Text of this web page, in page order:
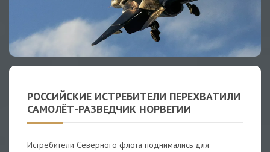
РОССИЙСКИЕ ИСТРЕБИТЕЛИ ПЕРЕХВАТИЛИ
САМОЛЁТ-РАЗВЕДЧИК НОРВЕГИИ
Истребители Северного флота поднимались для